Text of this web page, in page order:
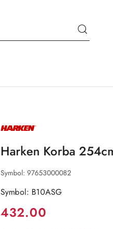
NAZWA
PRODUCENTA:
Harken Korba
Symbol: 97653000082
Symbol: B10ASG
Cena:
432.00